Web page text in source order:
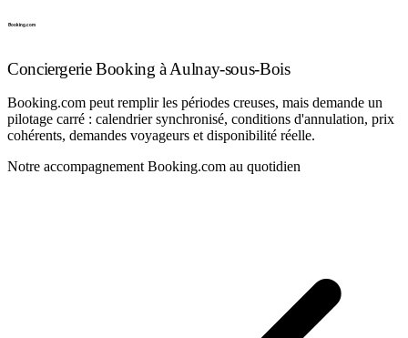
Conciergerie Booking à Aulnay-sous-Bois
Booking.com peut remplir les périodes creuses, mais demande un
pilotage carré : calendrier synchronisé, conditions d'annulation, prix
cohérents, demandes voyageurs et disponibilité réelle.
Notre accompagnement Booking.com au quotidien